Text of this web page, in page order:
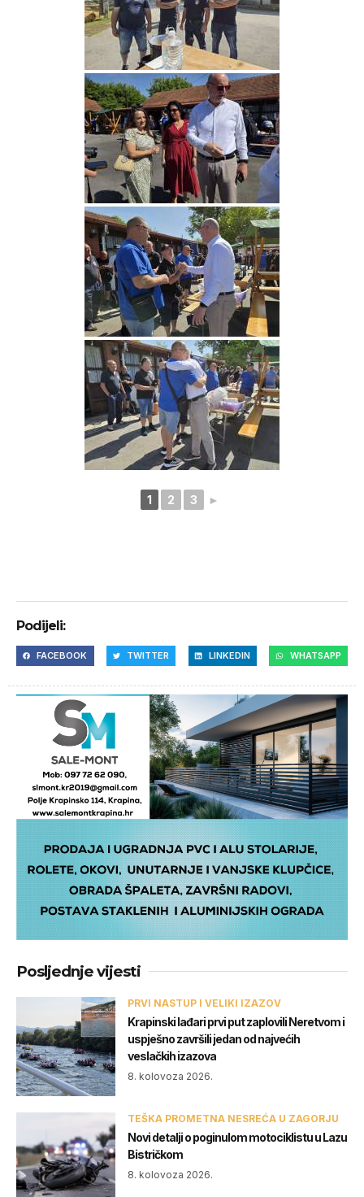
1 2 3 ►
Podijeli:
FACEBOOK TWITTER LINKEDIN WHATSAPP
Posljednje vijesti
PRVI NASTUP I VELIKI IZAZOV
Krapinski lađari prvi put zaplovili Neretvom i
uspješno završili jedan od najvećih
veslačkih izazova
8. kolovoza 2026.
TEŠKA PROMETNA NESREĆA U ZAGORJU
Novi detalji o poginulom motociklistu u Lazu
Bistričkom
8. kolovoza 2026.